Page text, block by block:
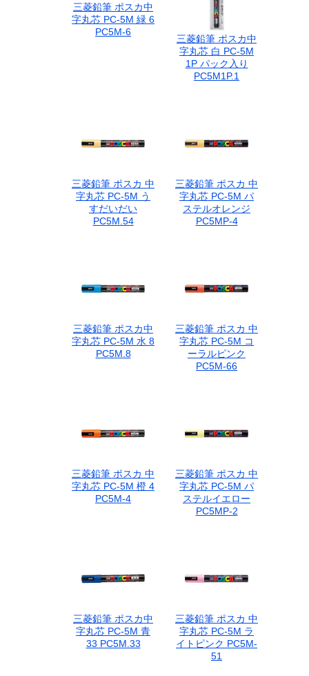
三菱鉛筆 ポスカ中
字丸芯 PC-5M 緑 6
PC5M-6
三菱鉛筆 ポスカ中
字丸芯 白 PC-5M
1P パック入り
PC5M1P.1
三菱鉛筆 ポスカ 中
字丸芯 PC-5M う
すだいだい
PC5M.54
三菱鉛筆 ポスカ 中
字丸芯 PC-5M パ
ステルオレンジ
PC5MP-4
三菱鉛筆 ポスカ中
字丸芯 PC-5M 水 8
PC5M.8
三菱鉛筆 ポスカ 中
字丸芯 PC-5M コ
ーラルピンク
PC5M-66
三菱鉛筆 ポスカ 中
字丸芯 PC-5M 橙 4
PC5M-4
三菱鉛筆 ポスカ 中
字丸芯 PC-5M パ
ステルイエロー
PC5MP-2
三菱鉛筆 ポスカ中
字丸芯 PC-5M 青
33 PC5M.33
三菱鉛筆 ポスカ 中
字丸芯 PC-5M ラ
イトピンク PC5M-
51